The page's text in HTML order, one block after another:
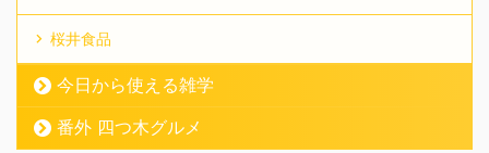
桜井食品
今日から使える雑学
番外 四つ木グルメ